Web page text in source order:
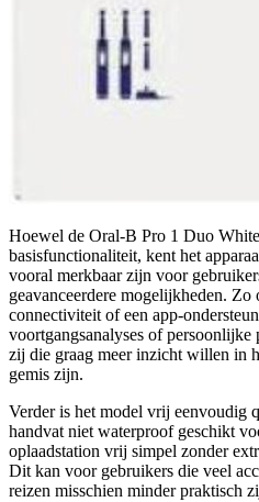
Hoewel de Oral-B Pro 1 Duo
basisfunctionaliteit, kent het
vooral merkbaar zijn voor
geavanceerdere mogelijkheden.
connectiviteit of een app-
voortgangsanalyses of
zij die graag meer inzicht willen in
gemis zijn.
Verder is het model vrij eenvoudig
handvat niet waterproof geschikt
oplaadstation vrij simpel zonder
Dit kan voor gebruikers die veel
reizen misschien minder praktisch